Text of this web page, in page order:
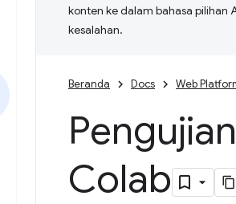
konten ke dalam bahasa pilihan
kesalahan.
Beranda Docs Web
Colab